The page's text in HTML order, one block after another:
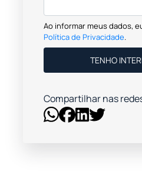
Ao informar meus dados,
Política de Privacidade.
TENHO
Compartilhar nas